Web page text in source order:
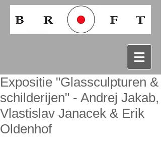
Expositie "Glassculpturen &
schilderijen" - Andrej Jakab,
Vlastislav Janacek & Erik
Oldenhof